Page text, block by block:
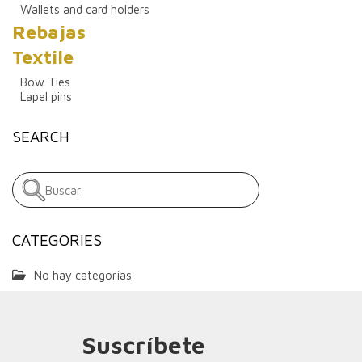
Wallets and card holders
Rebajas
Textile
Bow Ties
Lapel pins
SEARCH
CATEGORIES
No hay categorías
Suscríbete